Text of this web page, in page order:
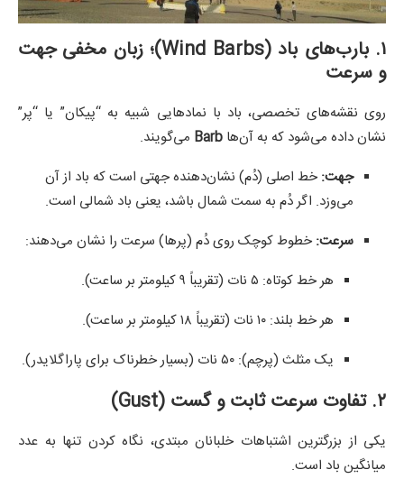
۱. بارب‌های باد (Wind Barbs)؛ زبان مخفی جهت
و سرعت
روی نقشه‌های تخصصی، باد با نمادهایی شبیه به “پیکان” یا “پر”
نشان داده می‌شود که به آن‌ها Barb می‌گویند.
جهت: خط اصلی (دُم) نشان‌دهنده جهتی است که باد از آن
می‌وزد. اگر دُم به سمت شمال باشد، یعنی باد شمالی است.
سرعت: خطوط کوچک روی دُم (پرها) سرعت را نشان می‌دهند:
هر خط کوتاه: ۵ نات (تقریباً ۹ کیلومتر بر ساعت).
هر خط بلند: ۱۰ نات (تقریباً ۱۸ کیلومتر بر ساعت).
یک مثلث (پرچم): ۵۰ نات (بسیار خطرناک برای پاراگلایدر).
۲. تفاوت سرعت ثابت و گست (Gust)
یکی از بزرگترین اشتباهات خلبانان مبتدی، نگاه کردن تنها به عدد
میانگین باد است.